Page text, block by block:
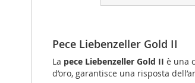
Pece Liebenzeller Gold II
La pece Liebenzeller Gold II è una
d’oro, garantisce una risposta